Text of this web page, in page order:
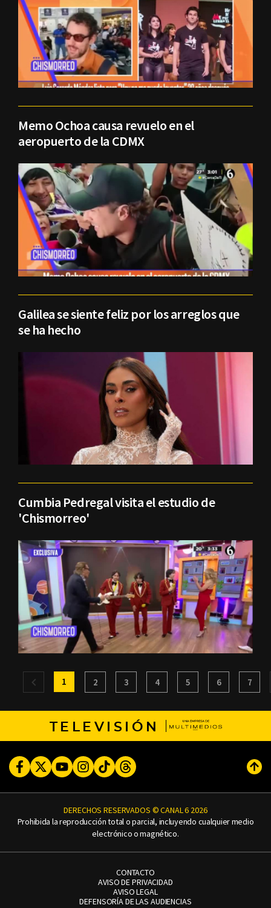
Memo Ochoa causa revuelo en el
aeropuerto de la CDMX
Galilea se siente feliz por los arreglos que
se ha hecho
Cumbia Pedregal visita el estudio de
'Chismorreo'
1 2 3 4 5 6 7
TELEVISIÓN
FacebookTwitterYoutubeInstagram
TikTokThreads
DERECHOS RESERVADOS © CANAL 6 2026
Prohibida la reproducción total o parcial, incluyendo cualquier medio
electrónico o magnético.
CONTACTO
AVISO DE PRIVACIDAD
AVISO LEGAL
DEFENSORÍA DE LAS AUDIENCIAS